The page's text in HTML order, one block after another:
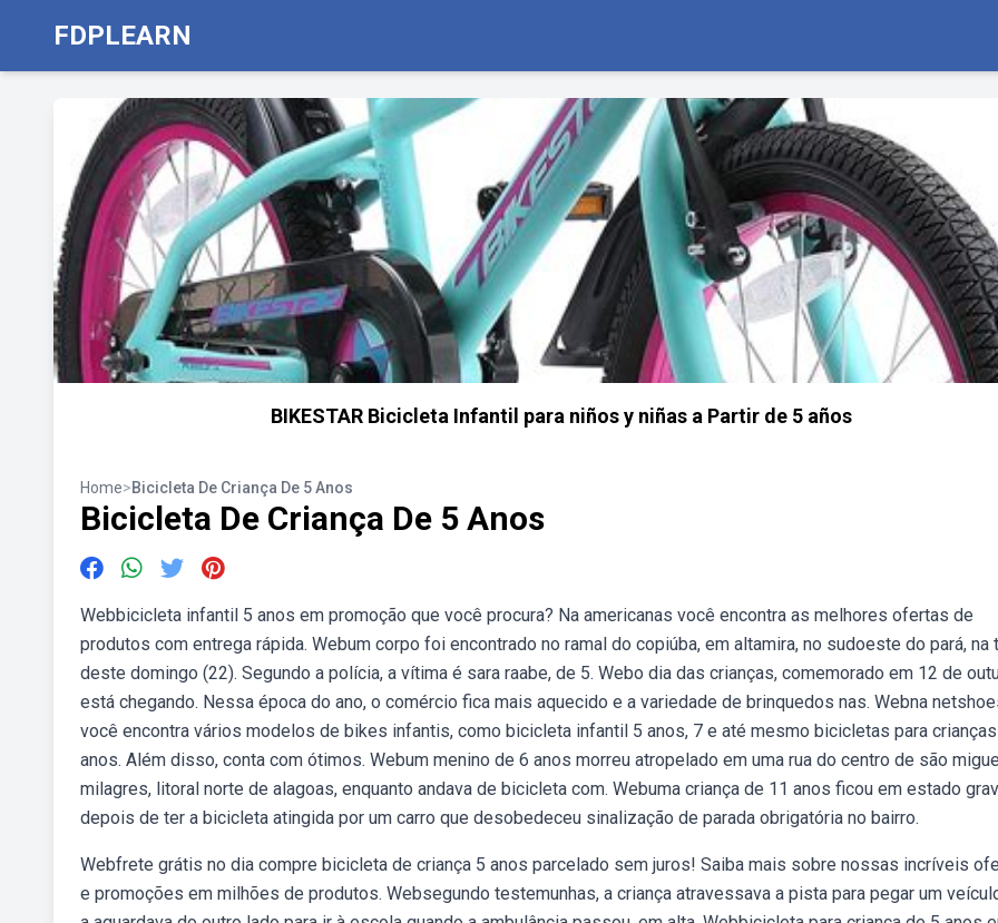
FDPLEARN
BIKESTAR Bicicleta Infantil para niños y niñas a Partir de 5 años
Home>Bicicleta De Criança De 5 Anos
Bicicleta De Criança De 5 Anos
Webbicicleta infantil 5 anos em promoção que você procura? Na americanas você encontra as melhores ofertas de
produtos com entrega rápida. Webum corpo foi encontrado no ramal do copiúba, em altamira, no sudoeste do pará, na
deste domingo (22). Segundo a polícia, a vítima é sara raabe, de 5. Webo dia das crianças, comemorado em 12 de
está chegando. Nessa época do ano, o comércio fica mais aquecido e a variedade de brinquedos nas. Webna
você encontra vários modelos de bikes infantis, como bicicleta infantil 5 anos, 7 e até mesmo bicicletas para
anos. Além disso, conta com ótimos. Webum menino de 6 anos morreu atropelado em uma rua do centro de são
milagres, litoral norte de alagoas, enquanto andava de bicicleta com. Webuma criança de 11 anos ficou em estado
depois de ter a bicicleta atingida por um carro que desobedeceu sinalização de parada obrigatória no bairro.
Webfrete grátis no dia compre bicicleta de criança 5 anos parcelado sem juros! Saiba mais sobre nossas incríveis
e promoções em milhões de produtos. Websegundo testemunhas, a criança atravessava a pista para pegar um